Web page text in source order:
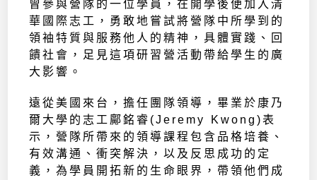
曾參與營隊的一位學員，在開學後便加入清
華國際志工，勇敢地嘗試將營隊中所學到的
領袖特質與服務他人的精神，具體實踐、回
饋社會，足見這項研習營活動帶給學生的廣
大影響。
遠從美國來台，擔任團隊領導，畢業於康乃
爾大學的志工鄺銘睿(Jeremy Kwong)表
示，營隊所帶來的領導課程包含品格培養、
有效溝通、衝突解決，以及反思成功的定
義，為學員開拓新的生命眼界，帶領他們成